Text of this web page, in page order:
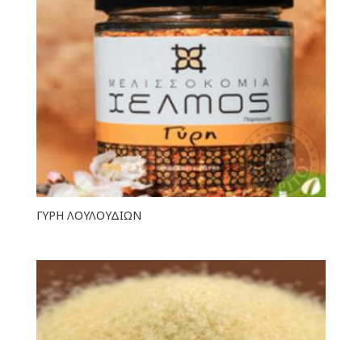
ΓΥΡΗ ΛΟΥΛΟΥΔΙΩΝ